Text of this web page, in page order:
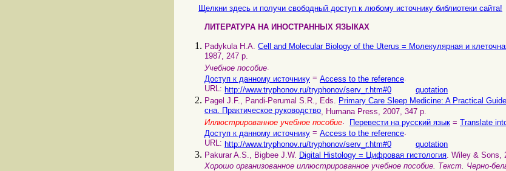
Щелкни здесь и получи свободный доступ к любому источнику библиотеки сайта!
ЛИТЕРАТУРА НА ИНОСТРАННЫХ ЯЗЫКАХ
Padykula H.A. Cell and Molecular Biology of the Uterus = Молекулярная и
1987, 247 p.
Учебное пособие.
Доступ к данному источнику = Access to the reference.
URL: http://www.tryphonov.ru/tryphonov/serv_r.htm#0
quotation
Pagel J.F., Pandi-Perumal S.R., Eds. Primary Care Sleep Medicine: A Practical
сна. Практическое руководство, Humana Press, 2007, 347 p.
Иллюстрированное учебное пособие. Перевести на русский язык = Translate
Доступ к данному источнику = Access to the reference.
URL: http://www.tryphonov.ru/tryphonov/serv_r.htm#0
quotation
Pakurar A.S., Bigbee J.W. Digital Histology = Цифровая гистология. Wiley & Sons,
Хорошо организованное иллюстрированное учебное пособие. Текст. Черно-